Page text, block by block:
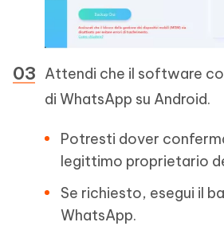
Attendi che il software
di WhatsApp su Android.
Potresti dover
legittimo proprietario
Se richiesto, esegui il
WhatsApp.